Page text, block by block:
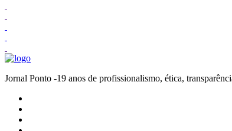
Jornal Ponto -19 anos de profissionalismo, ética,